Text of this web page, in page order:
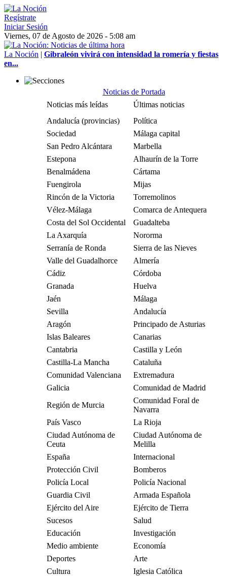
Regístrate
Iniciar Sesión
Viernes, 07 de Agosto de 2026 - 5:08 am
La Noción | Gibraleón vivirá con intensidad la romería y fiestas
en...
Noticias de Portada
Noticias más leídas
Últimas noticias
Andalucía (provincias)
Política
Sociedad
Málaga capital
San Pedro Alcántara
Marbella
Estepona
Alhaurín de la Torre
Benalmádena
Cártama
Fuengirola
Mijas
Rincón de la Victoria
Torremolinos
Vélez-Málaga
Comarca de Antequera
Costa del Sol Occidental
Guadalteba
La Axarquía
Nororma
Serranía de Ronda
Sierra de las Nieves
Valle del Guadalhorce
Almería
Cádiz
Córdoba
Granada
Huelva
Jaén
Málaga
Sevilla
Andalucía
Aragón
Principado de Asturias
Islas Baleares
Canarias
Cantabria
Castilla y León
Castilla-La Mancha
Cataluña
Comunidad Valenciana
Extremadura
Galicia
Comunidad de Madrid
Región de Murcia
Comunidad Foral de
Navarra
País Vasco
La Rioja
Ciudad Autónoma de
Ceuta
Ciudad Autónoma de
Melilla
España
Internacional
Protección Civil
Bomberos
Policía Local
Policía Nacional
Guardia Civil
Armada Española
Ejército del Aire
Ejército de Tierra
Sucesos
Salud
Educación
Investigación
Medio ambiente
Economía
Deportes
Arte
Cultura
Iglesia Católica